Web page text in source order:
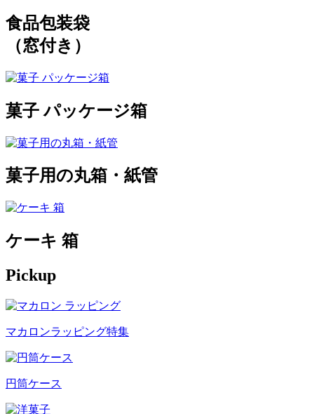
食品包装袋
（窓付き）
菓子 パッケージ箱
菓子用の丸箱・紙管
ケーキ 箱
Pickup
マカロンラッピング特集
円筒ケース